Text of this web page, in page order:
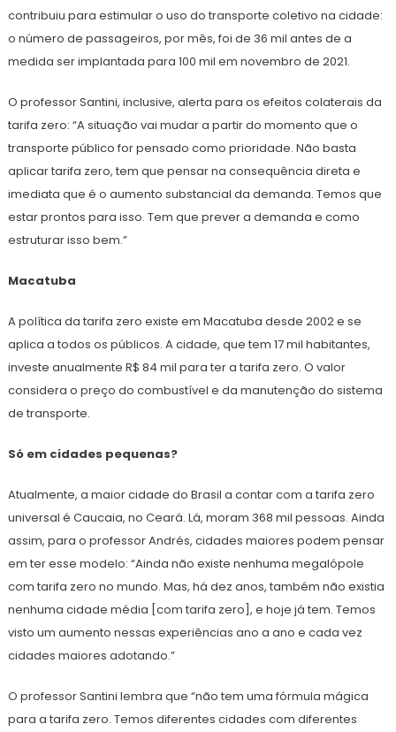
contribuiu para estimular o uso do transporte coletivo na cidade:
o número de passageiros, por mês, foi de 36 mil antes de a
medida ser implantada para 100 mil em novembro de 2021.
O professor Santini, inclusive, alerta para os efeitos colaterais da
tarifa zero: “A situação vai mudar a partir do momento que o
transporte público for pensado como prioridade. Não basta
aplicar tarifa zero, tem que pensar na consequência direta e
imediata que é o aumento substancial da demanda. Temos que
estar prontos para isso. Tem que prever a demanda e como
estruturar isso bem.”
Macatuba
A política da tarifa zero existe em Macatuba desde 2002 e se
aplica a todos os públicos. A cidade, que tem 17 mil habitantes,
investe anualmente R$ 84 mil para ter a tarifa zero. O valor
considera o preço do combustível e da manutenção do sistema
de transporte.
Só em cidades pequenas?
Atualmente, a maior cidade do Brasil a contar com a tarifa zero
universal é Caucaia, no Ceará. Lá, moram 368 mil pessoas. Ainda
assim, para o professor Andrés, cidades maiores podem pensar
em ter esse modelo: “Ainda não existe nenhuma megalópole
com tarifa zero no mundo. Mas, há dez anos, também não existia
nenhuma cidade média [com tarifa zero], e hoje já tem. Temos
visto um aumento nessas experiências ano a ano e cada vez
cidades maiores adotando.”
O professor Santini lembra que “não tem uma fórmula mágica
para a tarifa zero. Temos diferentes cidades com diferentes